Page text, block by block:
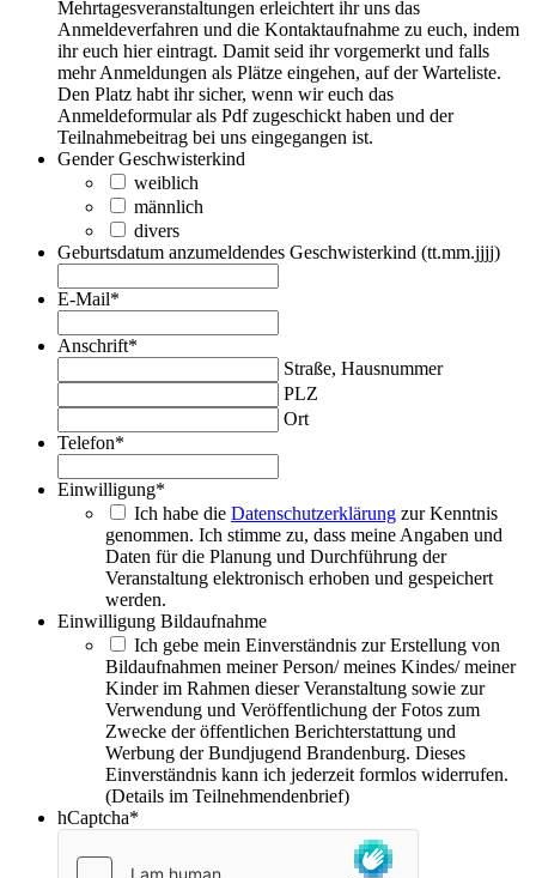
Mehrtagesveranstaltungen erleichtert ihr uns das
Anmeldeverfahren und die Kontaktaufnahme zu euch, indem
ihr euch hier eintragt. Damit seid ihr vorgemerkt und falls
mehr Anmeldungen als Plätze eingehen, auf der Warteliste.
Den Platz habt ihr sicher, wenn wir euch das
Anmeldeformular als Pdf zugeschickt haben und der
Teilnahmebeitrag bei uns eingegangen ist.
Gender Geschwisterkind
weiblich
männlich
divers
Geburtsdatum anzumeldendes Geschwisterkind (tt.mm.jjjj)
E-Mail*
Anschrift*
Straße, Hausnummer
PLZ
Ort
Telefon*
Einwilligung*
Ich habe die Datenschutzerklärung zur Kenntnis
genommen. Ich stimme zu, dass meine Angaben und
Daten für die Planung und Durchführung der
Veranstaltung elektronisch erhoben und gespeichert
werden.
Einwilligung Bildaufnahme
Ich gebe mein Einverständnis zur Erstellung von
Bildaufnahmen meiner Person/ meines Kindes/ meiner
Kinder im Rahmen dieser Veranstaltung sowie zur
Verwendung und Veröffentlichung der Fotos zum
Zwecke der öffentlichen Berichterstattung und
Werbung der Bundjugend Brandenburg. Dieses
Einverständnis kann ich jederzeit formlos widerrufen.
(Details im Teilnehmendenbrief)
hCaptcha*